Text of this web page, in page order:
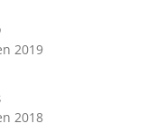
2019
2018